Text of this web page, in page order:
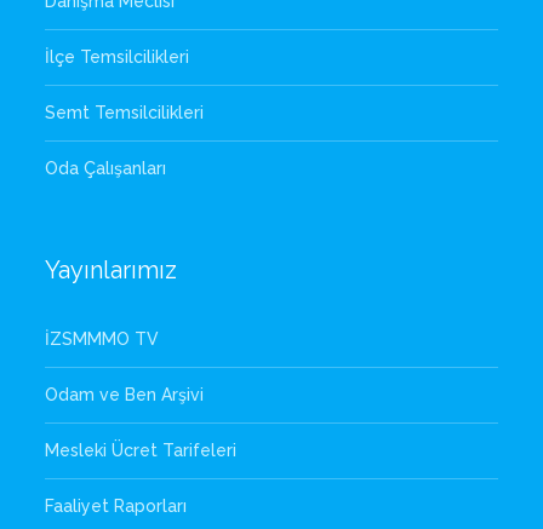
İlçe Temsilcilikleri
Semt Temsilcilikleri
Oda Çalışanları
Yayınlarımız
İZSMMMO TV
Odam ve Ben Arşivi
Mesleki Ücret Tarifeleri
Faaliyet Raporları